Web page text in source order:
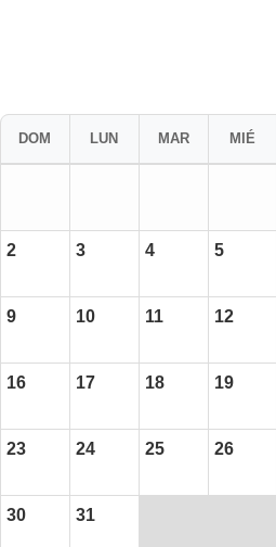
DOM LUN MAR MIÉ
2 3 4 5
9 10 11 12
16 17 18 19
23 24 25 26
30 31